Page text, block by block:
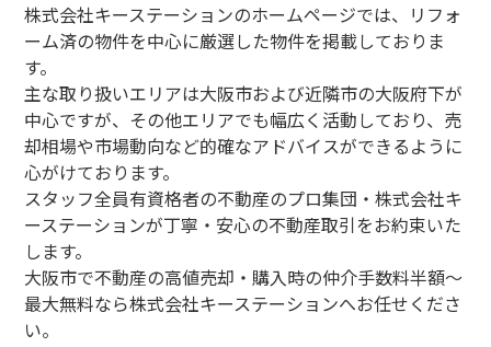
株式会社キーステーションのホームページでは、リフォ
ーム済の物件を中心に厳選した物件を掲載しておりま
す。
主な取り扱いエリアは大阪市および近隣市の大阪府下が
中心ですが、その他エリアでも幅広く活動しており、売
却相場や市場動向など的確なアドバイスができるように
心がけております。
スタッフ全員有資格者の不動産のプロ集団・株式会社キ
ーステーションが丁寧・安心の不動産取引をお約束いた
します。
大阪市で不動産の高値売却・購入時の仲介手数料半額～
最大無料なら株式会社キーステーションへお任せくださ
い。